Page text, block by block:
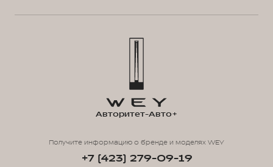
Авторитет-Авто+
Получите информацию о бренде и моделях WEY
+7 (423) 279-09-19